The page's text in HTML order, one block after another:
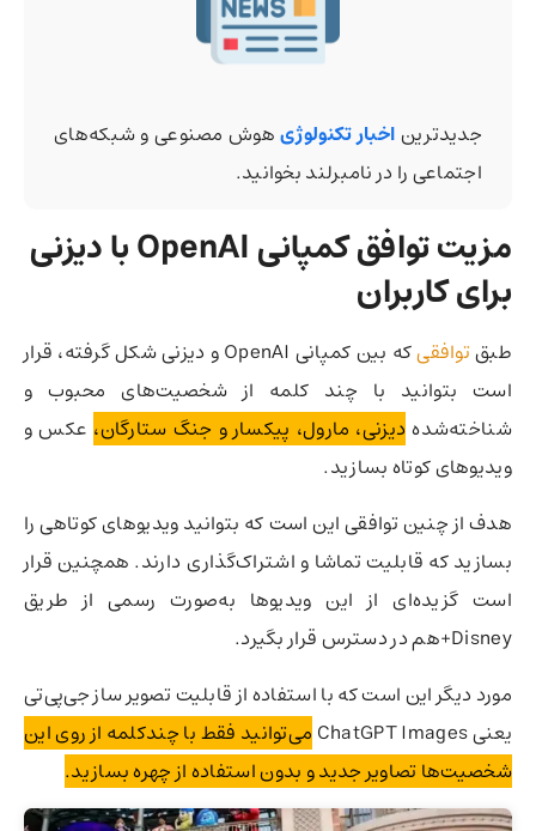
جدیدتریناخبار تکنولوژیهوش مصنوعی و شبکه‌های
اجتماعی را در نامبرلند بخوانید.
مزیت توافق کمپانی OpenAI با دیزنی
برای کاربران
طبقتوافقی
که بین کمپانی OpenAI و دیزنی شکل گرفته، قرار
است بتوانید با چند کلمه از شخصیت‌های محبوب و
شناخته‌شده دیزنی، مارول، پیکسار و جنگ ستارگان، عکس و
ویدیوهای کوتاه بسازید.
هدف از چنین توافقی این است که بتوانید ویدیوهای کوتاهی را
بسازید که قابلیت تماشا و اشتراک‌گذاری دارند. همچنین قرار
است گزیده‌ای از این ویدیوها به‌صورت رسمی از طریق
Disney+هم در دسترس قرار بگیرد.
مورد دیگر این است که با استفاده از قابلیت تصویر ساز جی‌پی‌تی
یعنی ChatGPT Images
می‌توانید فقط با چندکلمه از روی این
شخصیت‌ها تصاویر جدید و بدون استفاده از چهره بسازید.